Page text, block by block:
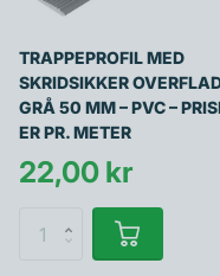
TRAPPEPROFIL MED
SKRIDSIKKER
GRÅ 50 MM – PVC –
ER PR. METER
22,00 kr